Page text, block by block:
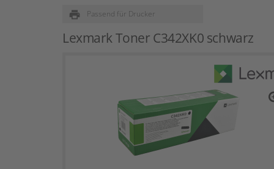
Passend für Drucker
print
Lexmark Toner C342XK0 schwarz